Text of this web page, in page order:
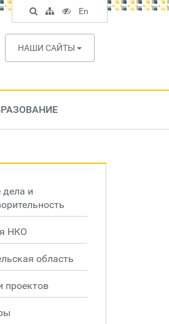
НАШИ САЙТЫ
и
НКО
область
проектов
Поиск
по
сайту
Карта
сайта
Версия
для
слабовидящих
En
English